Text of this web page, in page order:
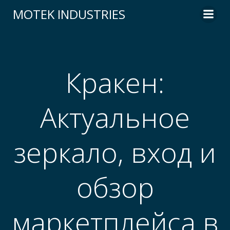
to
MOTEK INDUSTRIES
Кракен:
Актуальное
зеркало, вход и
обзор
маркетплейса в